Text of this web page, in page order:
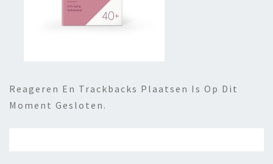
Reageren En Trackbacks Plaatsen Is Op Dit
Moment Gesloten.